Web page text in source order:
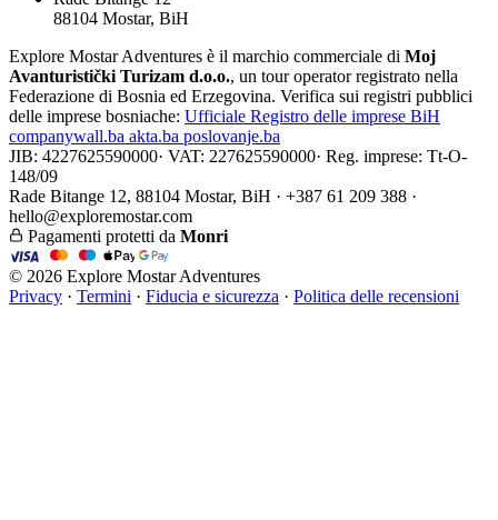
88104 Mostar, BiH
Explore Mostar Adventures è il marchio commerciale di Moj
Avanturistički Turizam d.o.o., un tour operator registrato nella
Federazione di Bosnia ed Erzegovina. Verifica sui registri pubblici
delle imprese bosniache: Ufficiale Registro delle imprese BiH
companywall.ba akta.ba poslovanje.ba
JIB: 4227625590000· VAT: 227625590000· Reg. imprese: Tt-O-
148/09
Rade Bitange 12, 88104 Mostar, BiH · +387 61 209 388 ·
hello@exploremostar.com
Pagamenti protetti da Monri
© 2026 Explore Mostar Adventures
Privacy · Termini · Fiducia e sicurezza · Politica delle recensioni